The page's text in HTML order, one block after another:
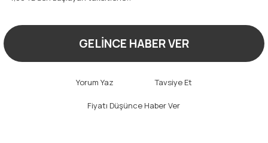
GELİNCE HABER VER
Yorum Yaz Tavsiye Et
Fiyatı Düşünce Haber Ver